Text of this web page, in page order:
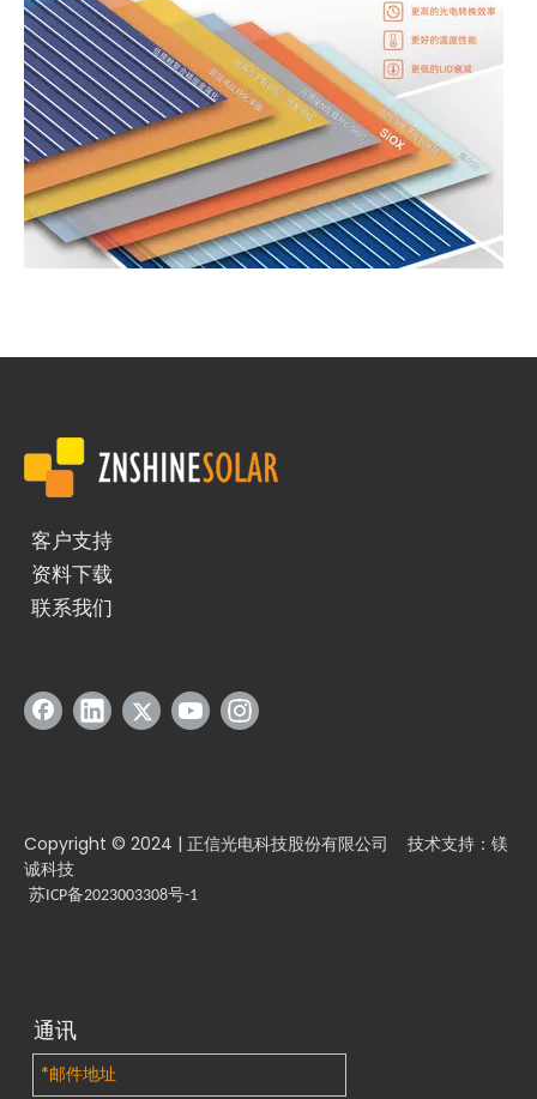
光伏电池片的迭代与矩形电池组件的创新：正信光电引领高效低成本解决方案
石墨烯：革命性材料助力光伏效率与耐久性提升
石墨烯被誉为21世纪最具革命性的新材料，因其卓越的性能而被称
客户支持
资料下载
联系我们
Copyright © 2024 | 正信光电科技股份有限公司 技术支持：镁
诚科技
苏ICP备2023003308号-1
通讯